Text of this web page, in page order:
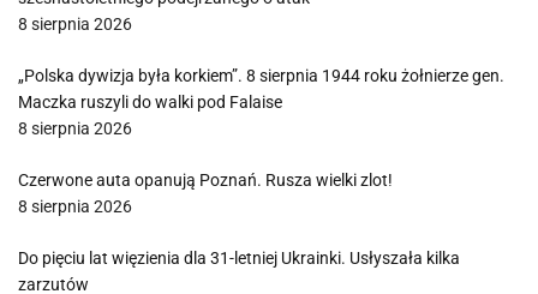
8 sierpnia 2026
„Polska dywizja była korkiem”. 8 sierpnia 1944 roku żołnierze gen.
Maczka ruszyli do walki pod Falaise
8 sierpnia 2026
Czerwone auta opanują Poznań. Rusza wielki zlot!
8 sierpnia 2026
Do pięciu lat więzienia dla 31-letniej Ukrainki. Usłyszała kilka
zarzutów